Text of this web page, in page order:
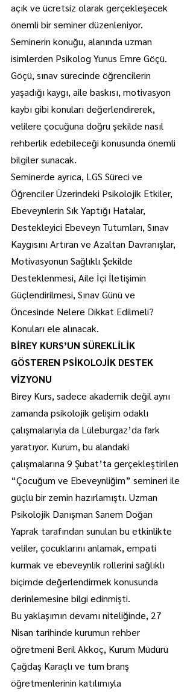
açık ve ücretsiz olarak gerçekleşecek
önemli bir seminer düzenleniyor.
Seminerin konuğu, alanında uzman
isimlerden Psikolog Yunus Emre Göçü.
Göçü, sınav sürecinde öğrencilerin
yaşadığı kaygı, aile baskısı, motivasyon
kaybı gibi konuları değerlendirerek,
velilere çocuğuna doğru şekilde nasıl
rehberlik edebileceği konusunda önemli
bilgiler sunacak.
Seminerde ayrıca, LGS Süreci ve
Öğrenciler Üzerindeki Psikolojik Etkiler,
Ebeveynlerin Sık Yaptığı Hatalar,
Destekleyici Ebeveyn Tutumları, Sınav
Kaygısını Artıran ve Azaltan Davranışlar,
Motivasyonun Sağlıklı Şekilde
Desteklenmesi, Aile İçi İletişimin
Güçlendirilmesi, Sınav Günü ve
Öncesinde Nelere Dikkat Edilmeli?
Konuları ele alınacak.
BİREY KURS’UN SÜREKLİLİK
GÖSTEREN PSİKOLOJİK DESTEK
VİZYONU
Birey Kurs, sadece akademik değil aynı
zamanda psikolojik gelişim odaklı
çalışmalarıyla da Lüleburgaz’da fark
yaratıyor. Kurum, bu alandaki
çalışmalarına 9 Şubat’ta gerçekleştirilen
“Çocuğum ve Ebeveynliğim” semineri ile
güçlü bir zemin hazırlamıştı. Uzman
Psikolojik Danışman Sanem Doğan
Yaprak tarafından sunulan bu etkinlikte
veliler, çocuklarını anlamak, empati
kurmak ve ebeveynlik rollerini sağlıklı
biçimde değerlendirmek konusunda
derinlemesine bilgi edinmişti.
Bu yaklaşımın devamı niteliğinde, 27
Nisan tarihinde kurumun rehber
öğretmeni Beril Akkoç, Kurum Müdürü
Çağdaş Karaçlı ve tüm branş
öğretmenlerinin katılımıyla